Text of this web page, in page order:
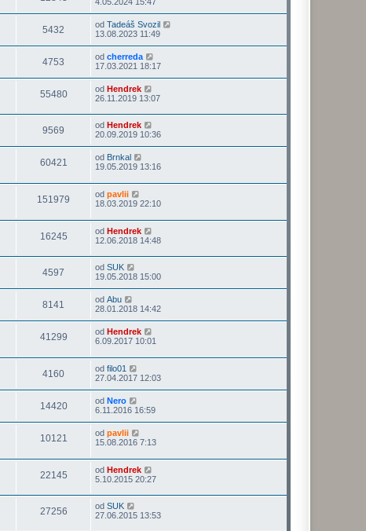
5432 od Tadeáš Svozil
13.08.2023 11:49
4753 od cherreda
17.03.2021 18:17
55480 od Hendrek
26.11.2019 13:07
9569 od Hendrek
20.09.2019 10:36
60421 od Brnkal
19.05.2019 13:16
151979 od pavlii
18.03.2019 22:10
16245 od Hendrek
12.06.2018 14:48
4597 od SUK
19.05.2018 15:00
8141 od Abu
28.01.2018 14:42
41299 od Hendrek
6.09.2017 10:01
4160 od filo01
27.04.2017 12:03
14420 od Nero
6.11.2016 16:59
10121 od pavlii
15.08.2016 7:13
22145 od Hendrek
5.10.2015 20:27
27256 od SUK
27.06.2015 13:53